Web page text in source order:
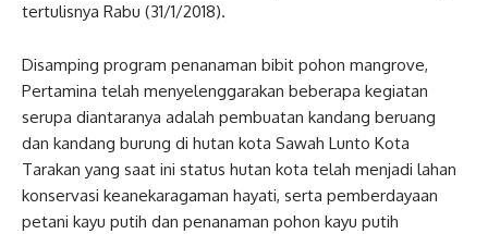
tertulisnya Rabu (31/1/2018).
Disamping program penanaman bibit pohon mangrove,
Pertamina telah menyelenggarakan beberapa kegiatan
serupa diantaranya adalah pembuatan kandang beruang
dan kandang burung di hutan kota Sawah Lunto Kota
Tarakan yang saat ini status hutan kota telah menjadi lahan
konservasi keanekaragaman hayati, serta pemberdayaan
petani kayu putih dan penanaman pohon kayu putih